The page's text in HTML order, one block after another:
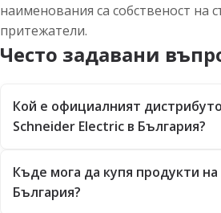
наименования са собственост на
притежатели.
Често задавани
Кой е официалният
Schneider Electric в България?
Къде мога да купя продукти
България?